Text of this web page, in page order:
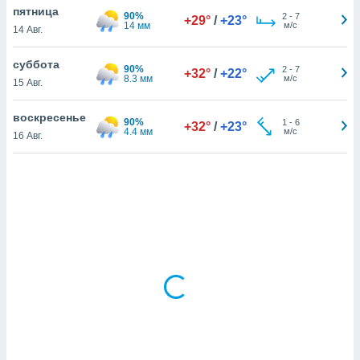
равно
нашим
пятница
14 Авг.
90%
14 мм
+29° / +23° 2- 7
м/с
суббота
15 Авг.
90%
8.3 мм
+32° / +22° 2- 7
м/с
воскресенье
16 Авг.
90%
4.4 мм
+32° / +23° 1 - 6
м/с